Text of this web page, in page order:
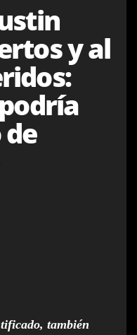
y al
también